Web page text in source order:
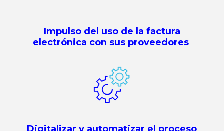
Impulso del uso de la factura
electrónica con sus proveedores